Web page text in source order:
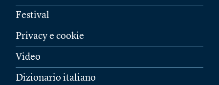
Festival
Privacy e cookie
Video
Dizionario italiano